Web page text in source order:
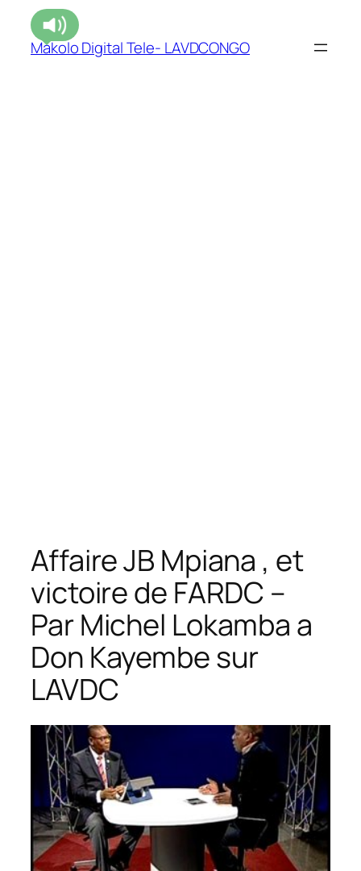
Makolo Digital Tele- LAVDCONGO
Affaire JB Mpiana , et
victoire de FARDC –
Par Michel Lokamba a
Don Kayembe sur
LAVDC